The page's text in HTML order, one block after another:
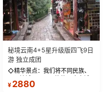
秘境云南4+5星升级版四飞9日
游 独立成团
◇精华景点：我们将不同民族、
不同地域、不同风格的三座古城
—【大理古城、丽江古城、香格
¥ 2880